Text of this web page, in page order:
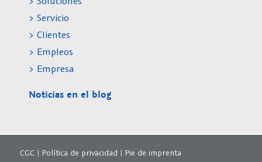
> Servicio
> Clientes
> Empleos
> Empresa
Noticias en el blog
CGC| Política de privacidad | Pie de imprenta